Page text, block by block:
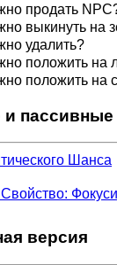
продать
выкинуть на
удалить?
положить на
положить на
и пассивные
Шанса
версия